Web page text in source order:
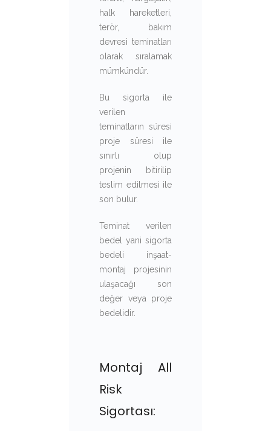
halk hareketleri,
terör, bakım
devresi teminatları
olarak sıralamak
mümkündür.
Bu sigorta ile
verilen
teminatların süresi
proje süresi ile
sınırlı olup
projenin bitirilip
teslim edilmesi ile
son bulur.
Teminat verilen
bedel yani sigorta
bedeli inşaat-
montaj projesinin
ulaşacağı son
değer veya proje
bedelidir.
Montaj All
Risk
Sigortası: